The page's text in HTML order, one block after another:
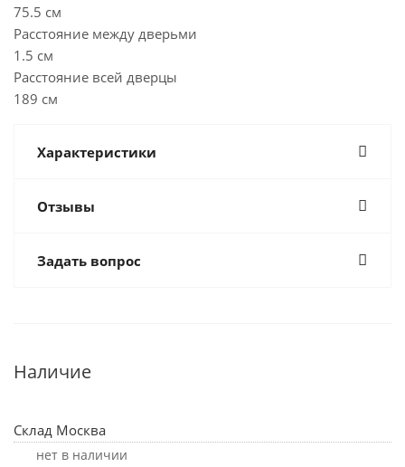
75.5 см
Расстояние между дверьми
1.5 см
Расстояние всей дверцы
189 см
Характеристики
Отзывы
Задать вопрос
Наличие
Склад Москва
Нет в наличии